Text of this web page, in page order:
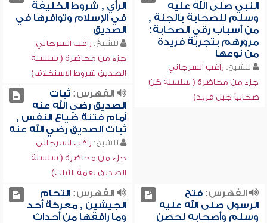
النبي صلى الله عليه
وسلم للصحابة بالجنة ,
من أسباب رقي الصحابة:
مرورهم بتجربة فريدة
من نوعها
للشيخ: راغب السرجاني
جزء من محاضرة ( سلسلة كن
صحابياً جيل فريد)
الرأي , شروط الخليفة
في الإسلام وتوافرها في
الصديق
للشيخ: راغب السرجاني
جزء من محاضرة ( سلسلة
الصديق شروط الاستخلاف)
الفهرس:ثبات
الصديق رضي الله عنه
أمام فتنة ضياع النفس ,
ثبات الصديق رضي الله عنه
للشيخ: راغب السرجاني
جزء من محاضرة ( سلسلة
الصديق نعمة الثبات)
الفهرس:فتح
الرسول صلى الله عليه
وسلم وأصحابه لحصن
الفهرس:التحام
الجيشين , معركة أحد
وما رافقها من أحداث